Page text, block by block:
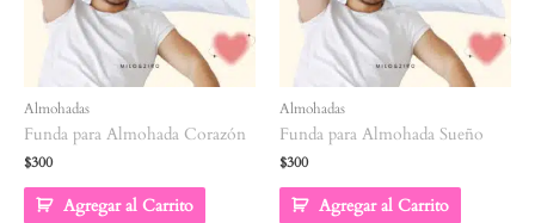
Almohadas
Funda para Almohada Corazón
$300
Agregar al Carrito
Almohadas
Funda para Almohada Sueño
$300
Agregar al Carrito